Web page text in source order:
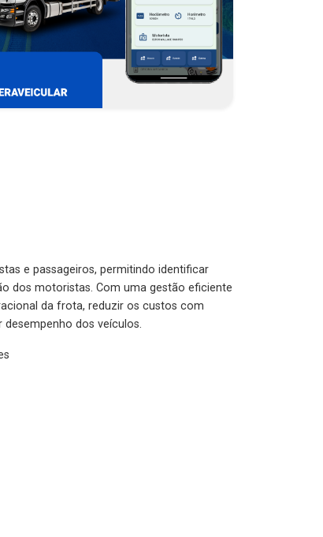
e passageiros, permitindo identificar
dos motoristas. Com uma gestão eficiente
da frota, reduzir os custos com
dos veículos.